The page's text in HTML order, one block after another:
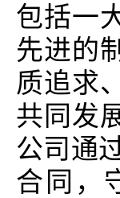
包括一
先进的
质追求
共同发
公司通
合同，